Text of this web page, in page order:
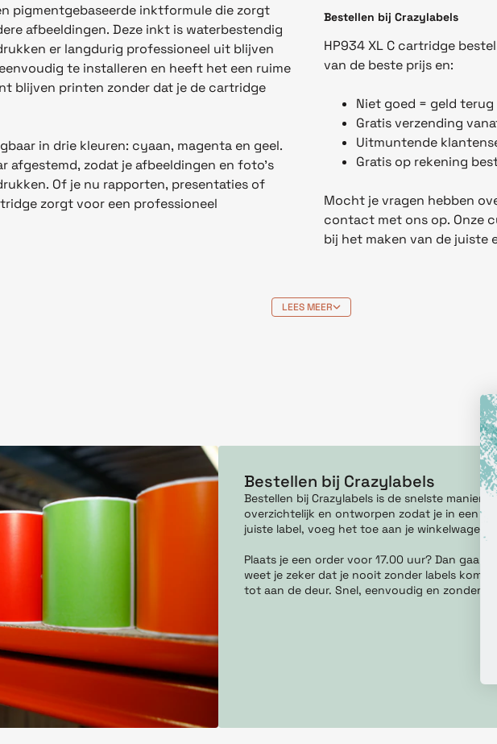
pigmentgebaseerde inktformule die zorgt
afbeeldingen. Deze inkt is waterbestendig
er langdurig professioneel uit blijven
te installeren en heeft het een ruime
blijven printen zonder dat je de cartridge
in drie kleuren: cyaan, magenta en geel.
afgestemd, zodat je afbeeldingen en foto's
Of je nu rapporten, presentaties of
zorgt voor een professioneel
Bestellen bij Crazylabels
HP934XL C cartridge
van de beste prijs en:
Niet goed = geld terug
Gratis verzending
Uitmuntende
Gratis op rekening
Mocht je vragen hebben
contact met ons op. Onze
bij het maken van de juiste
LEES MEER
Bestellen bij Crazylabels
Bestellen bij Crazylabels is de snelste manier
overzichtelijk en ontworpen zodat je in een
juiste label, voeg het toe aan je winkelwagen
Plaats je een order voor 17.00 uur? Dan gaan
weet je zeker dat je nooit zonder labels komt
tot aan de deur. Snel, eenvoudig en zonder